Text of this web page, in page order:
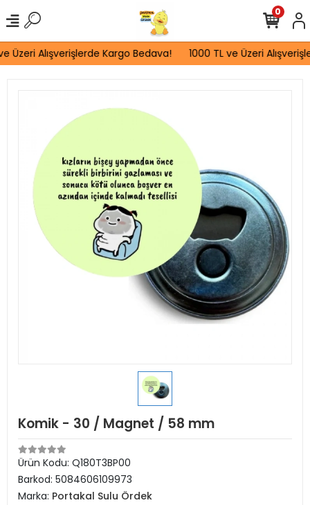
Üzeri Alışverişlerde Kargo Bedava! 1000 TL ve Üzeri
0
Komik - 30 / Magnet / 58 mm
Ürün Kodu: Q180T3BP00
Barkod: 5084606109973
Marka: Portakal Sulu Ördek